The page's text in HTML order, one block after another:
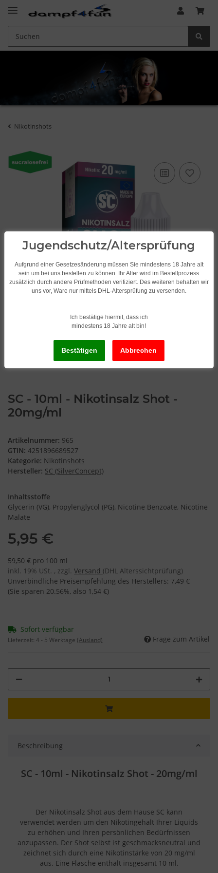
Nikotinshots
SC - 10ml - Nikotinsalz Shot -
20mg/ml
Artikelnummer: 965
GTIN: 4251896689527
Kategorie: Nikotinshots
Hersteller: SC (SilverConcept)
Inhaltsstoffe
Glycerin (VG), Propylenglycol (PG), Nicotine Benzoate, Nicotine
Malate
5,95 €
59,50 € pro 100 ml
inkl. 19% USt. , zzgl. Versand (DHL Alterssichtprüfung)
Unverbindliche Preisempfehlung des Herstellers: 7,49 €
(Sie sparen 20.56%, also 1,54 €)
Sofort verfügbar
Lieferzeit: 4 - 5 Werktage (Ausland) Frage zum Artikel
Beschreibung
SC - 10ml - Nikotinsalz Shot - 20mg/ml
Der Nikotinsalz Shot aus dem Hause SC kann
verwendet werden um den Nikotingehalt Ihrer Liquids
zu erhöhen und Ihren persönlichen Bedürfnissen
anzupassen. Der Shot selbst ist geschmacksneutral und
zeichnet sich durch eine Nikotinstärke von 20 mg/ml
aus. Eine Flasche enthält insgesamt 10 ml.
Jugendschutz/Altersprüfung
Aufgrund einer Gesetzesänderung müssen Sie mindestens 18 Jahre alt
sein um bei uns bestellen zu können. Ihr Alter wird im Bestellprozess
zusätzlich durch andere Prüfmethoden verifiziert. Des weiteren behalten wir
uns vor, Ware nur mittels DHL-Altersprüfung zu versenden.
Ich bestätige hiermit, dass ich
mindestens 18 Jahre alt bin!